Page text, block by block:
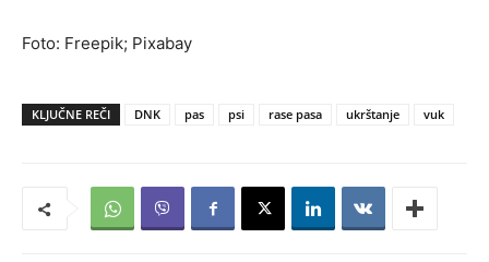
Foto: Freepik; Pixabay
KLJUČNE REČI DNK pas psi rase pasa ukrštanje vuk